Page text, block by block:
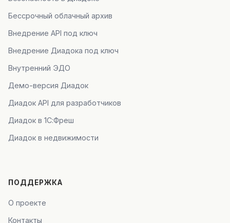
Бессрочный облачный архив
Внедрение API под ключ
Внедрение Диадока под ключ
Внутренний ЭДО
Демо-версия Диадок
Диадок API для разработчиков
Диадок в 1С:Фреш
Диадок в недвижимости
ПОДДЕРЖКА
О проекте
Контакты